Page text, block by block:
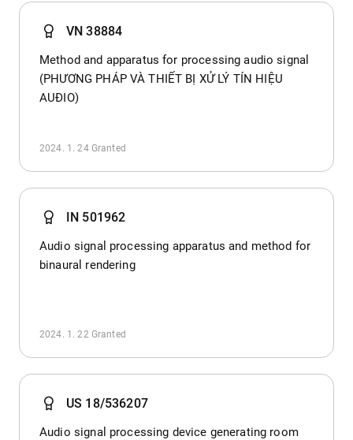
VN 38884
Method and apparatus for processing audio signal
(PHƯƠNG PHÁP VÀ THIẾT BỊ XỬ LÝ TÍN HIỆU
AUĐIO)
2024. 1. 24 Granted
IN 501962
Audio signal processing apparatus and method for
binaural rendering
2024. 1. 22 Granted
US 18/536207
Audio signal processing device generating room